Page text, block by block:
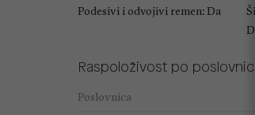
Podesivi i odvojivi remen: Da
Raspoloživost po
Poslovnica